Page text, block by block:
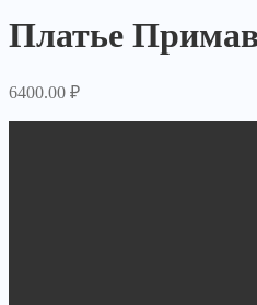
Платье
6400.00 ₽